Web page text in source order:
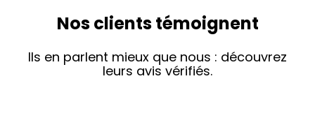
Nos clients témoignent
Ils en parlent mieux que nous : découvrez
leurs avis vérifiés.